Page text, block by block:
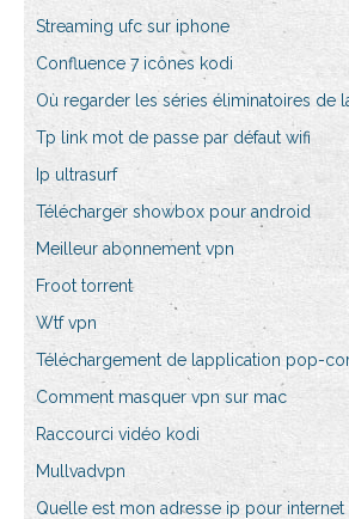
Streaming ufc sur iphone
Confluence 7 icônes kodi
Où regarder les séries éliminatoires de
Tp link mot de passe par défaut wifi
Ip ultrasurf
Télécharger showbox pour android
Meilleur abonnement vpn
Froot torrent
Wtf vpn
Téléchargement de lapplication pop-
Comment masquer vpn sur mac
Raccourci vidéo kodi
Mullvadvpn
Quelle est mon adresse ip pour internet